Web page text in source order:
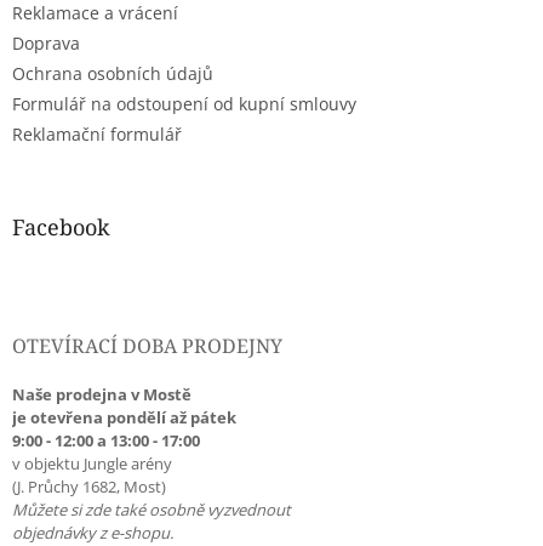
Reklamace a vrácení
Doprava
Ochrana osobních údajů
Formulář na odstoupení od kupní smlouvy
Reklamační formulář
Facebook
OTEVÍRACÍ DOBA PRODEJNY
Naše prodejna v Mostě
je otevřena pondělí až pátek
9:00 - 12:00 a 13:00 - 17:00
v objektu Jungle arény
(J. Průchy 1682, Most)
Můžete si zde také osobně vyzvednout
objednávky z e-shopu.